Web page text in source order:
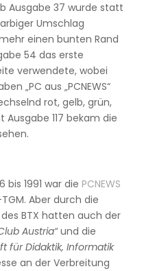
Ausgabe 37 wurde statt
Umschlag
einen bunten Rand
54 das erste
verwendete, wobei
„PC aus „PCNEWS“
rot, gelb, grün,
117 bekam die
bis 1991 war die PCNEWS
Aber durch die
BTX hatten auch der
Austria“und die
für Didaktik, Informatik
an der Verbreitung